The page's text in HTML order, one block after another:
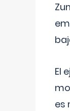
El
es